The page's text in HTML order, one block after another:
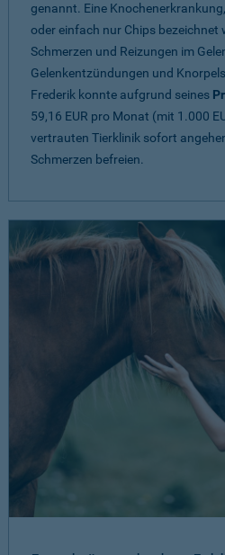
genannt. Eine
oder einfach nur Chips bezeichnet
Schmerzen und Reizungen im
Gelenkentzündungen und
Frederik konnte aufgrund seines
59,16 EUR pro Monat (mit 1.000
vertrauten Tierklinik sofort
Schmerzen befreien.